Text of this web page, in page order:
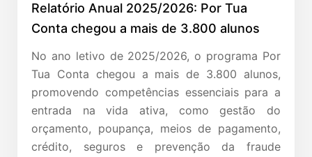
Relatório Anual 2025/2026: Por Tua
Conta chegou a mais de 3.800 alunos
No ano letivo de 2025/2026, o programa Por
Tua Conta chegou a mais de 3.800 alunos,
promovendo competências essenciais para a
entrada na vida ativa, como gestão do
orçamento, poupança, meios de pagamento,
crédito, seguros e prevenção da fraude